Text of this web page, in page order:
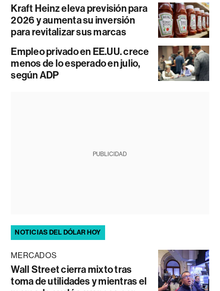
Kraft Heinz eleva previsión para
2026 y aumenta su inversión
para revitalizar sus marcas
Empleo privado en EE.UU. crece
menos de lo esperado en julio,
según ADP
PUBLICIDAD
NOTICIAS DEL DÓLAR HOY
MERCADOS
Wall Street cierra mixto tras
toma de utilidades y mientras el